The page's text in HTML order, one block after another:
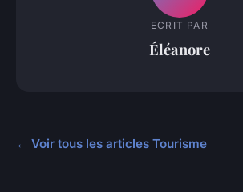
ECRIT PAR
Éléanore
← Voir tous les articles Tourisme